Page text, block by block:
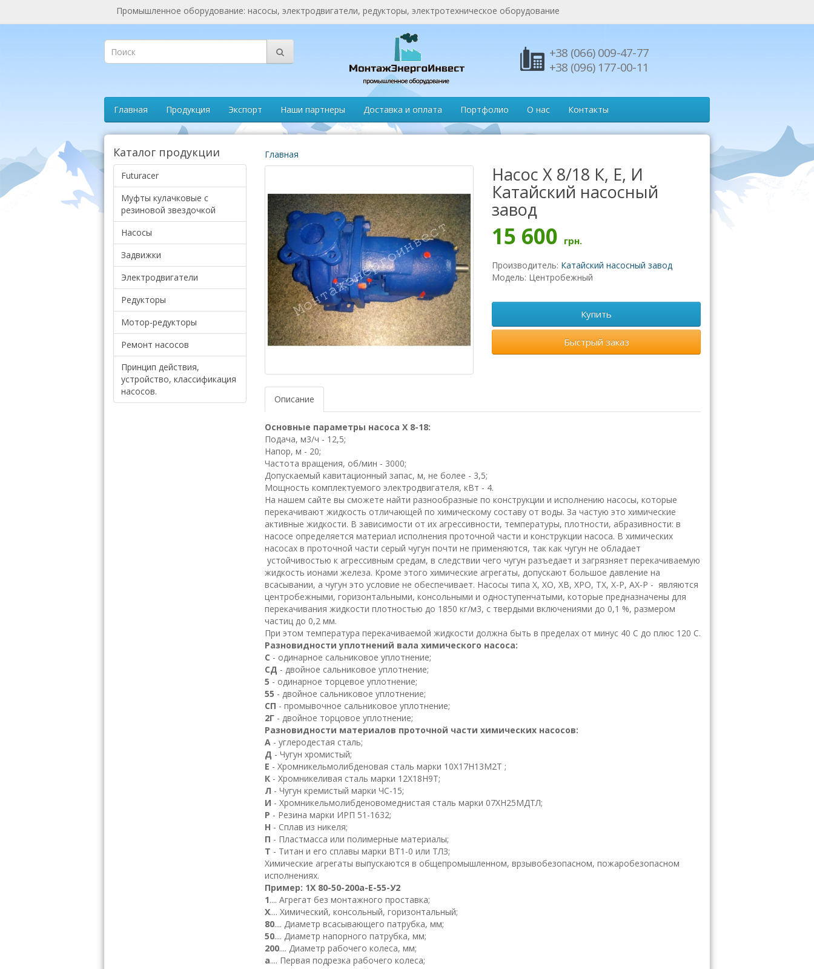
Промышленное оборудование: насосы, электродвигатели, редукторы, электротехническое оборудование
+38 (066) 009-47-77
+38 (096) 177-00-11
Главная Продукция Экспорт Наши партнеры Доставка и оплата Портфолио О нас Контакты
Каталог продукции
Futuracer
Муфты кулачковые с
резиновой звездочкой
Насосы
Задвижки
Электродвигатели
Редукторы
Мотор-редукторы
Ремонт насосов
Принцип действия,
устройство, классификация
насосов.
Главная
Насос Х 8/18 К, Е, И
Катайский насосный
завод
15 600 грн.
Производитель: Катайский насосный завод
Модель: Центробежный
Купить
Быстрый заказ
Описание
Основные параметры насоса Х 8-18:
Подача, м3/ч - 12,5;
Напор, м - 20;
Частота вращения, об/мин - 3000;
Допускаемый кавитационный запас, м, не более - 3,5;
Мощность комплектуемого электродвигателя, кВт - 4.
На нашем сайте вы сможете найти разнообразные по конструкции и исполнению насосы, которые
перекачивают жидкость отличающей по химическому составу от воды. За частую это химические
активные жидкости. В зависимости от их агрессивности, температуры, плотности, абразивности: в
насосе определяется материал исполнения проточной части и конструкции насоса. В химических
насосах в проточной части серый чугун почти не применяются, так как чугун не обладает
устойчивостью к агрессивным средам, в следствии чего чугун разъедает и загрязняет перекачиваемую
жидкость ионами железа. Кроме этого химические агрегаты, допускают большое давление на
всасывании, а чугун это условие не обеспечивает. Насосы типа Х, ХО, ХВ, ХРО, ТХ, Х-Р, АХ-Р - являются
центробежными, горизонтальными, консольными и одноступенчатыми, которые предназначены для
перекачивания жидкости плотностью до 1850 кг/м3, с твердыми включениями до 0,1 %, размером
частиц до 0,2 мм.
При этом температура перекачиваемой жидкости должна быть в пределах от минус 40 С до плюс 120 С.
Разновидности уплотнений вала химического насоса:
С - одинарное сальниковое уплотнение;
СД - двойное сальниковое уплотнение;
5 - одинарное торцевое уплотнение;
55 - двойное сальниковое уплотнение;
СП - промывочное сальниковое уплотнение;
2Г - двойное торцовое уплотнение;
Разновидности материалов проточной части химических насосов:
А - углеродестая сталь;
Д - Чугун хромистый;
Е - Хромникельмолибденовая сталь марки 10Х17Н13М2Т ;
К - Хромникеливая сталь марки 12Х18Н9Т;
Л - Чугун кремистый марки ЧС-15;
И - Хромникельмолибденовомеднистая сталь марки 07ХН25МДТЛ;
Р - Резина марки ИРП 51-1632;
Н - Сплав из никеля;
П - Пластмасса или полимерные материалы;
Т - Титан и его сплавы марки ВТ1 -0 или ТЛЗ;
Химические агрегаты выпускаются в общепромышленном, врзывобезопасном, пожаробезопасном
исполнениях.
Пример: 1Х 80-50-200а-Е-55-У2
1.... Агрегат без монтажного проставка;
Х.... Химический, консольный, горизонтальный;
80.... Диаметр всасывающего патрубка, мм;
50.... Диаметр напорного патрубка, мм;
200.... Диаметр рабочего колеса, мм;
а.... Первая подрезка рабочего колеса;